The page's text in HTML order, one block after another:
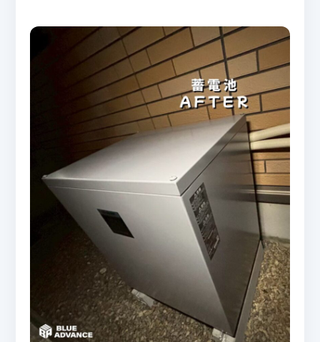
企業情報
About Us